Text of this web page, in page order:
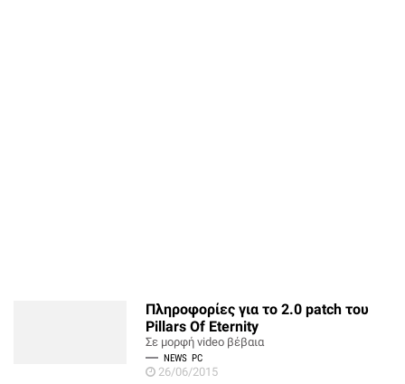
Πληροφορίες για το 2.0 patch του
Pillars Of Eternity
Σε μορφή video βέβαια
NEWS PC
26/06/2015